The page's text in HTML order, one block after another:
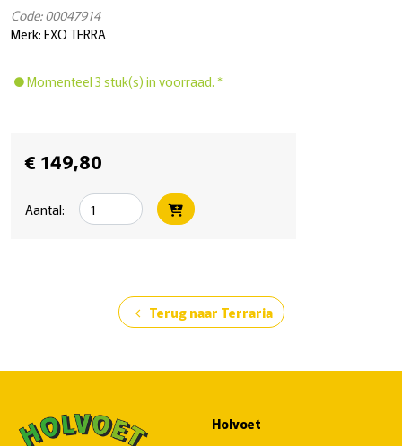
Code: 00047914
Merk: EXO TERRA
Momenteel 3 stuk(s) in voorraad. *
€ 149,80
Aantal:
chevron_left Terug naar Terraria
Holvoet